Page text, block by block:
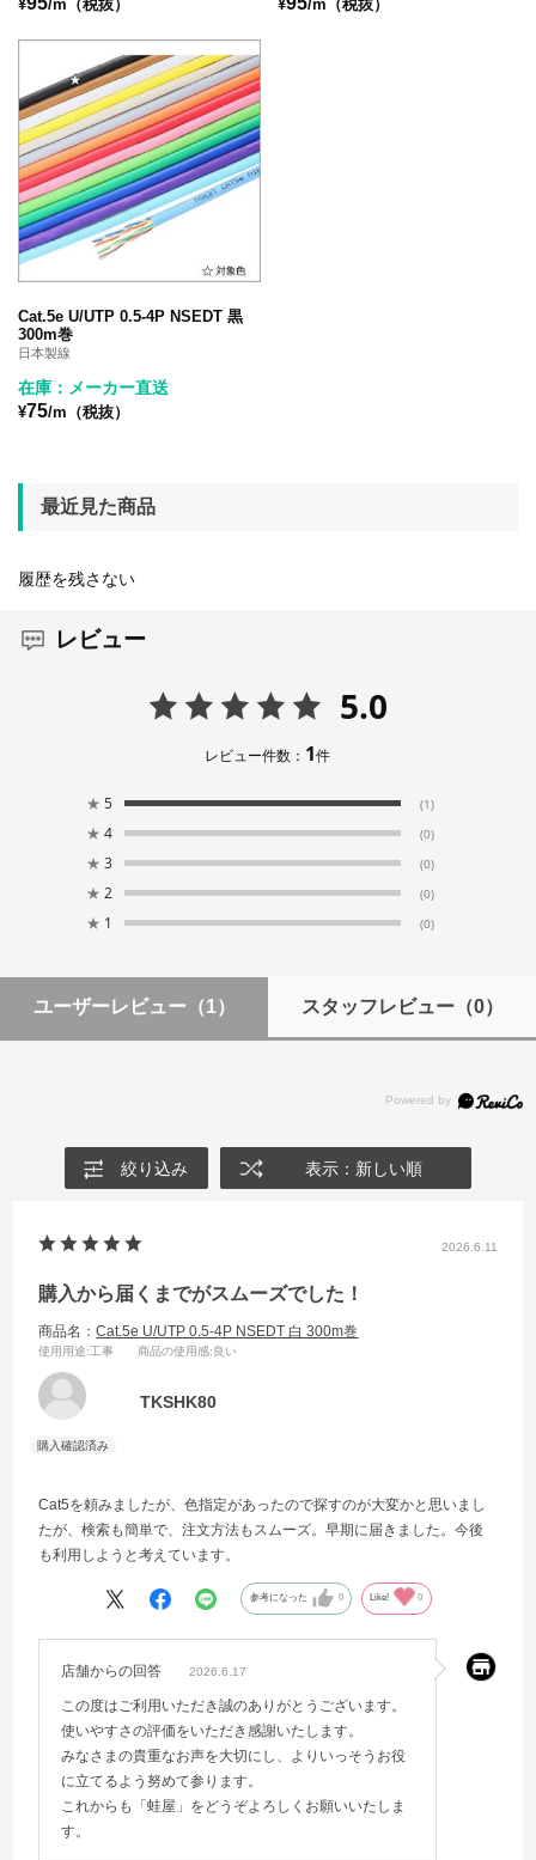
¥ /m（税抜） ¥ /m（税抜）
Cat.5e U/UTP 0.5-4P NSEDT 黒
300m巻
日本製線
在庫：メーカー直送
¥75/m（税抜）
最近見た商品
履歴を残さない
レビュー
5.0
レビュー件数： 1件
★ 5 (1)
★ 4 (0)
★ 3 (0)
★ 2 (0)
★ 1 (0)
ユーザーレビュー （1） スタッフレビュー（0）
絞り込み 表示：新しい順
2026.6.11
購入から届くまでがスムーズでした！
商品名：Cat.5e U/UTP 0.5-4P NSEDT 白 300m巻
使用用途:工事 商品の使用感:良い
TKSHK80
Cat5を頼みましたが、色指定があったので探すのが大変かと思いまし
たが、検索も簡単で、注文方法もスムーズ。早期に届きました。今後
も利用しようと考えています。
参考になった 0 Like! 0
店舗からの回答 2026.6.17
この度はご利用いただき誠のありがとうございます。
使いやすさの評価をいただき感謝いたします。
みなさまの貴重なお声を大切にし、よりいっそうお役
に立てるよう努めて参ります。
これからも「蛙屋」をどうぞよろしくお願いいたしま
す。